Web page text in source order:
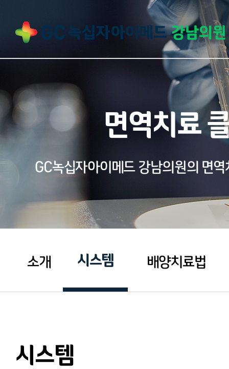
면역치료
GC녹십자아이메드 강남의원의 면
소개 시스템 배양치료법
시스템